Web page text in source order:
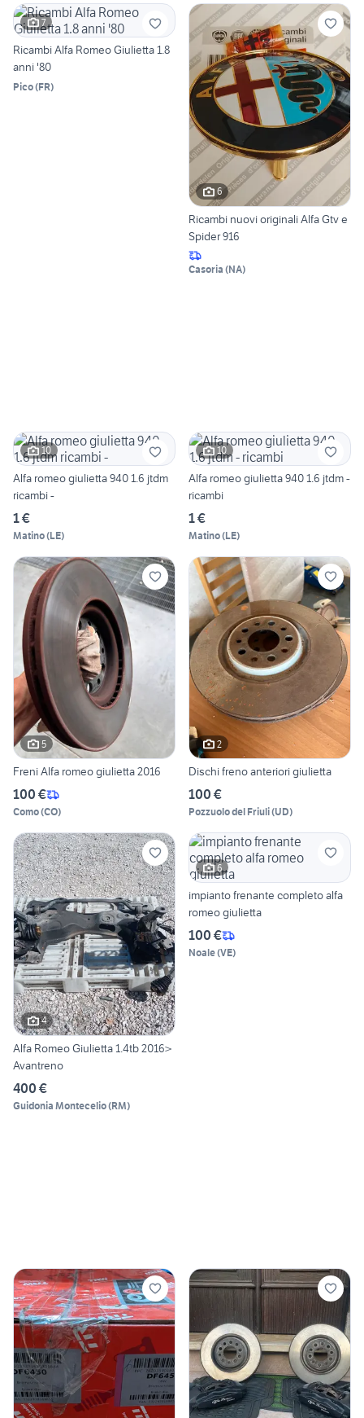
7
Ricambi Alfa Romeo Giulietta 1.8
anni '80
Pico(FR)
6
Ricambi nuovi originali Alfa Gtv e
Spider 916
Casoria (NA)
10
Alfa romeo giulietta 940 1.6 jtdm
ricambi -
1 €
Matino(LE)
10
Alfa romeo giulietta 940 1.6 jtdm -
ricambi
1 €
Matino(LE)
5
Freni Alfa romeo giulietta 2016
100 €
Como(CO)
2
Dischi freno anteriori giulietta
100 €
Pozzuolo del Friuli(UD)
4
Alfa Romeo Giulietta 1.4tb 2016>
Avantreno
400 €
Guidonia Montecelio(RM)
6
impianto frenante completo alfa
romeo giulietta
100 €
Noale(VE)